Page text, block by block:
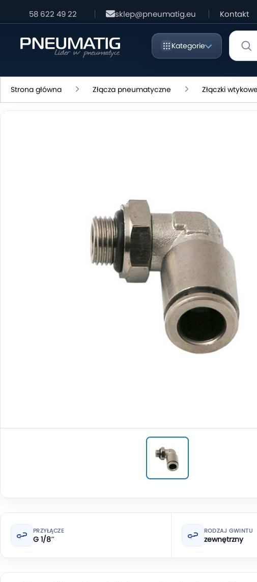
58 622 49 22 sklep@pneumatig.eu Kontakt
Kategorie
Strona główna Złącza pneumatyczne Złączki
PRZYŁĄCZE
G 1/8″
RODZAJ GWINTU
zewnętrzny